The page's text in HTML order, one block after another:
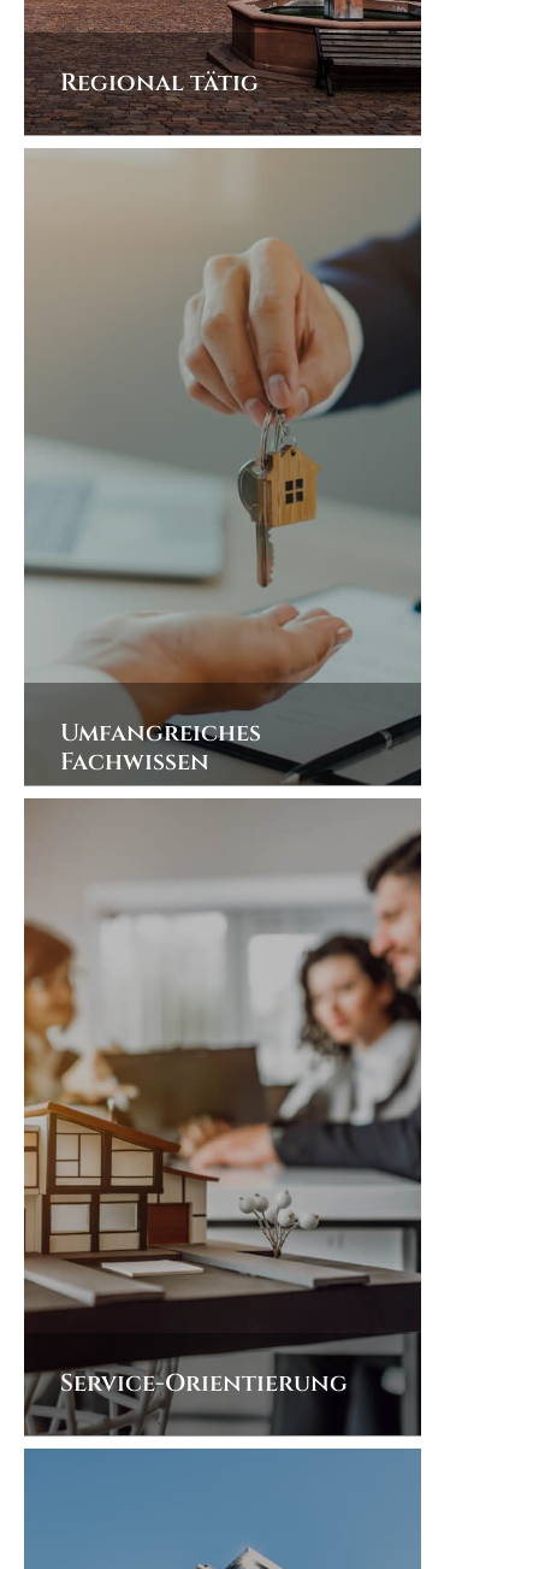
Regional tätig
Als Makler für Neckargemünd sind wir
der Zusammenarbeit kommt Ihnen die
Regionalität zugute. Denn wir sind
schnell vor Ort, sodass die
Wahrnehmung kurzfristiger Termine
für uns kein Problem darstellt.
Umfangreiches
Fachwissen
wollen, ist umfangreiches Fachwissen
gefragt. Als langjährig tätiger
Immobilienmakler wissen wir um alle
potenziellen Fallstricke und können
den Verkauf rasch abwickeln.
Service-Orientierung
Als Immobilienmakler für
sodass Sie mit uns beim